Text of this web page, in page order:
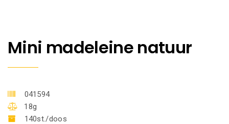
Mini madeleine natuur
041594
18g
140st./doos